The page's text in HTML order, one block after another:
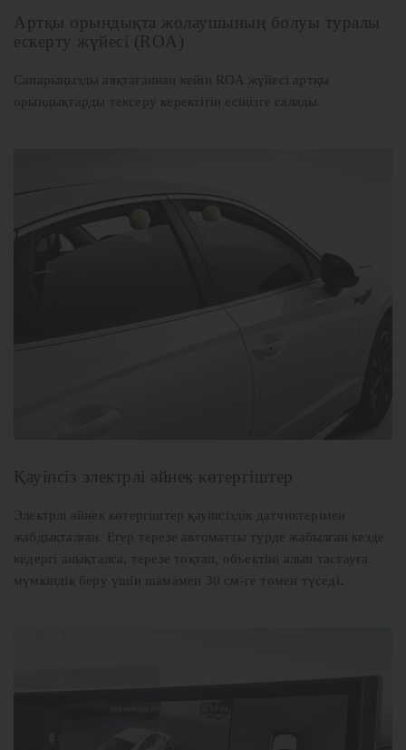
Артқы орындықта жолаушының болуы туралы
ескерту жүйесі (ROA)
Сапарыңызды аяқтағаннан кейін ROA жүйесі артқы
орындықтарды тексеру керектігін есіңізге салады.
Қауіпсіз электрлі әйнек көтергіштер
Электрлі әйнек көтергіштер қауіпсіздік датчиктерімен
жабдықталған. Егер терезе автоматты түрде жабылған кезде
кедергі анықталса, терезе тоқтап, объектіні алып тастауға
мүмкіндік беру үшін шамамен 30 см-ге төмен түседі.